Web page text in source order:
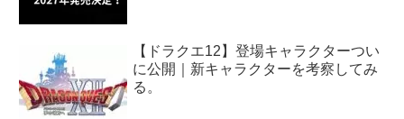
【ドラクエ12】登場キャラクターつい
に公開｜新キャラクターを考察してみ
る。